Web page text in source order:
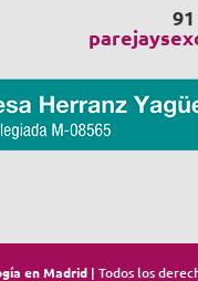
en Madrid| Todos los